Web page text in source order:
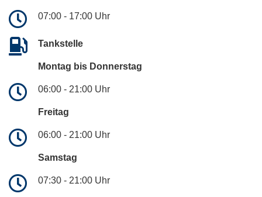
07:00 - 17:00 Uhr
Tankstelle
Montag bis Donnerstag
06:00 - 21:00 Uhr
Freitag
06:00 - 21:00 Uhr
Samstag
07:30 - 21:00 Uhr